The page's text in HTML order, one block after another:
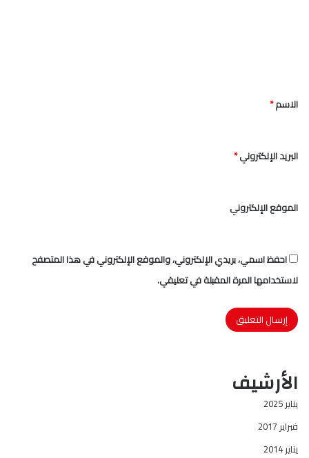
*
الاسم*
البريد الإلكتروني*
الموقع الإلكتروني
احفظ اسمي، بريدي الإلكتروني، والموقع الإلكتروني في هذا المتصفح
لاستخدامها المرة المقبلة في تعليقي.
الأرشيف
يناير 2025
فبراير 2017
يناير 2014